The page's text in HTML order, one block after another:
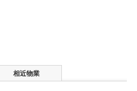
相近物業